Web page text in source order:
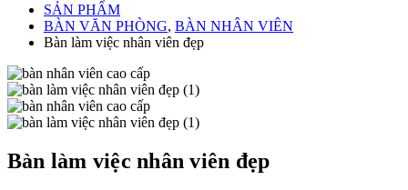
SẢN PHẨM
BÀN VĂN PHÒNG, BÀN NHÂN VIÊN
Bàn làm việc nhân viên đẹp
Bàn làm việc nhân viên đẹp